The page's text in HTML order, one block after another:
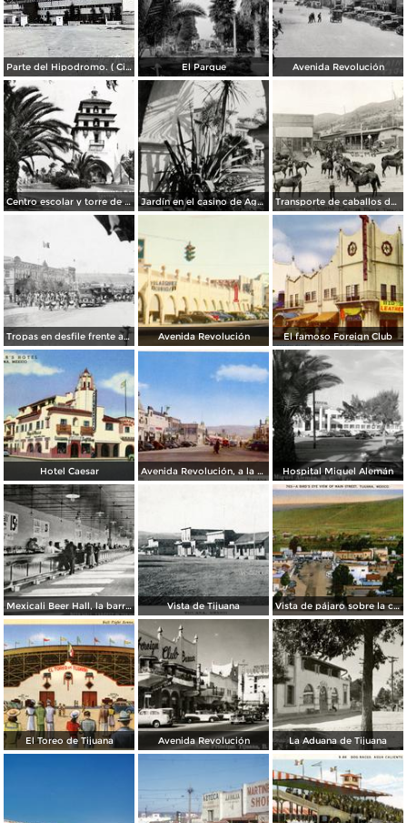
Parte del Hipodromo. ( Circulada el 12 de Julio de 1922 ). El Parque Avenida Revolución
Centro escolar y torre de Agua Caliente Jardín en el casino de Agua Caliente Transporte de caballos del hipódromo hacia Estados Unidos
Tropas en desfile frente al Palacio Federal Avenida Revolución El famoso Foreign Club
Hotel Caesar Avenida Revolución, a la entrada Hospital Miguel Alemán
Mexicali Beer Hall, la barra más grande del mundo Vista de Tijuana Vista de pájaro sobre la calle principal de Tijuana
El Toreo de Tijuana Avenida Revolución La Aduana de Tijuana